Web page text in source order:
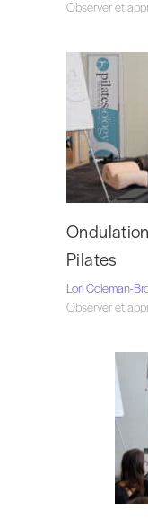
Observer et
Pilates
Lori Coleman-
Observer et